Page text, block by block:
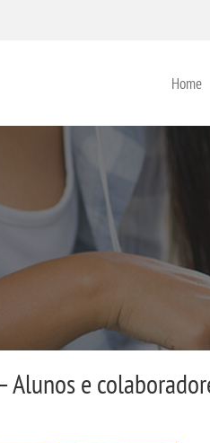
Home
Alunos e